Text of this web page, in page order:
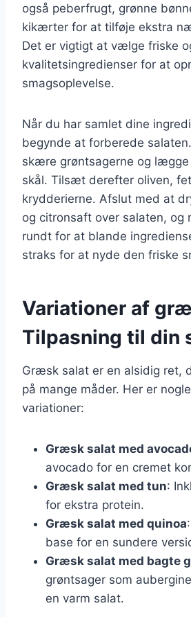
også peberfrugt, grønne
kikærter for at tilføje ekstra
Det er vigtigt at vælge friske
kvalitetsingredienser for at
smagsoplevelse.
Når du har samlet dine
begynde at forberede
skære grøntsagerne og
skål. Tilsæt derefter oliven,
krydderierne. Afslut med at
og citronsaft over salaten, og
rundt for at blande
straks for at nyde den friske
Variationer af
Tilpasning til din
Græsk salat er en alsidig ret,
på mange måder. Her er
variationer:
Græsk salat med
avocado for en cremet
Græsk salat med tun:
for ekstra protein.
Græsk salat med quinoa
base for en sundere
Græsk salat med bagte
grøntsager som
en varm salat.